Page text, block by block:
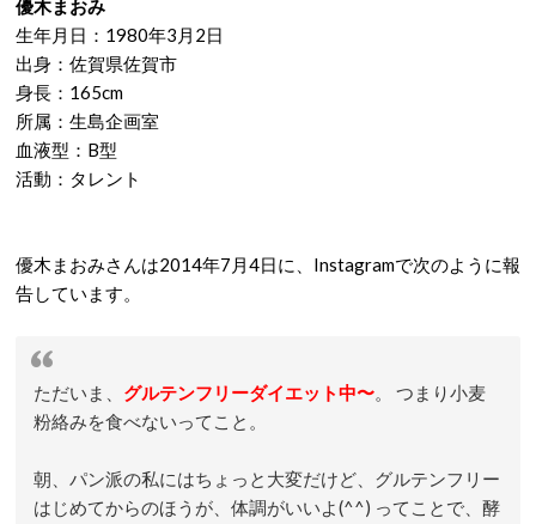
優木まおみ
生年月日：1980年3月2日
出身：佐賀県佐賀市
身長：165cm
所属：生島企画室
血液型：B型
活動：タレント
優木まおみさんは2014年7月4日に、Instagramで次のように報
告しています。
ただいま、 グルテンフリーダイエット中〜。 つまり小麦
粉絡みを食べないってこと。
朝、パン派の私にはちょっと大変だけど、グルテンフリー
はじめてからのほうが、体調がいいよ(^^) ってことで、酵